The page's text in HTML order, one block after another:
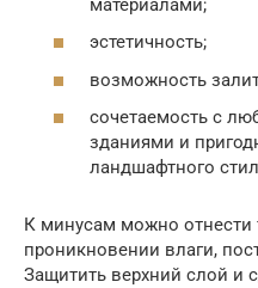
эстетичность;
возможность
сочетаемость с
зданиями и
ландшафтного
К минусам можно отнести
проникновении влаги,
Защитить верхний слой и